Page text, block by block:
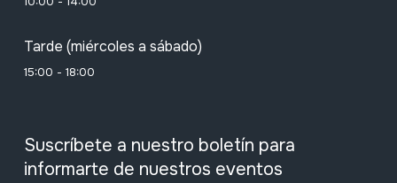
Tarde (miércoles a sábado)
15:00 - 18:00
Suscríbete a nuestro boletín para
informarte de nuestros eventos